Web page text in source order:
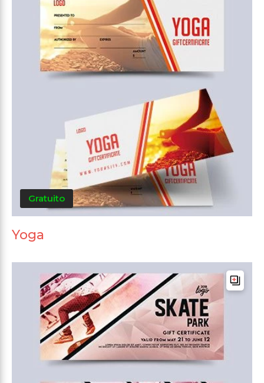
Gratuito
Yoga